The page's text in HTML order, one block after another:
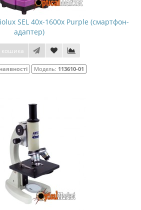
SEL 40x-1600x Purple (смартфон-
адаптер)
кошика
Модель: 113610-01